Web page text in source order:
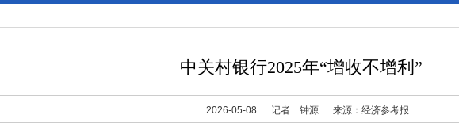
中关村银行2025年“增收不增利”
2026-05-08 记者 钟源 来源：经济参考报